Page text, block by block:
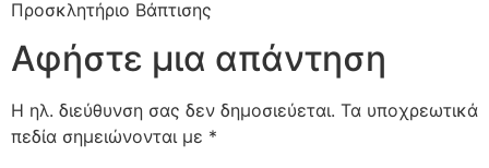
Προσκλητήριο Βάπτισης
Αφήστε μια απάντηση
Η ηλ. διεύθυνση σας δεν δημοσιεύεται. Τα υποχρεωτικά
πεδία σημειώνονται με *